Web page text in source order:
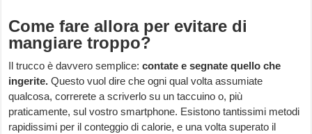
Come fare allora per evitare di
mangiare troppo?
Il trucco è davvero semplice:contate e segnate quello che
ingerite.Questo vuol dire che ogni qual volta assumiate
qualcosa, correrete a scriverlo su un taccuino o, più
praticamente, sul vostro smartphone. Esistono tantissimi metodi
rapidissimi per il conteggio di calorie, e una volta superato il